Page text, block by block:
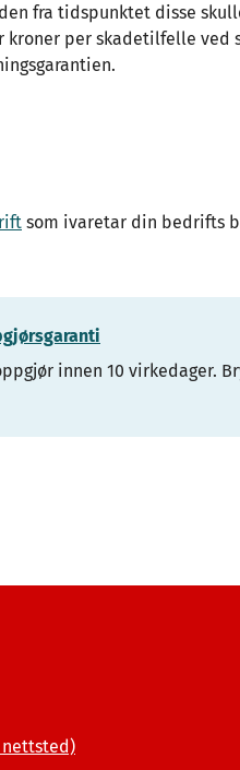
fra tidspunktet disse
kroner per skadetilfelle ved
som ivaretar din bedrifts
innen 10 virkedager.
nettsted)